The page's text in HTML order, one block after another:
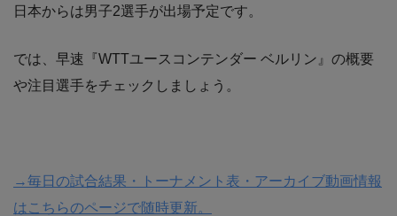
日本からは男子2選手が出場予定です。
では、早速『WTTユースコンテンダー ベルリン』の概要
や注目選手をチェックしましょう。
→毎日の試合結果・トーナメント表・アーカイブ動画情報
はこちらのページで随時更新。